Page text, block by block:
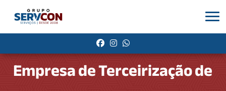
Empresa de Terceirização de